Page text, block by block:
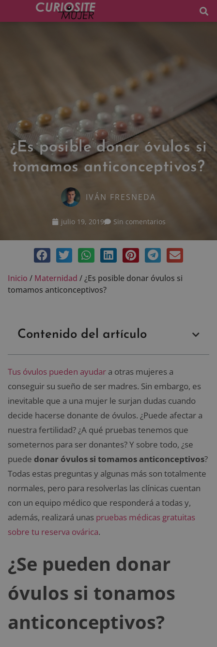
¿Es posible donar óvulos si
tomamos anticonceptivos?
IVÁN FRESNEDA
julio 19, 2019 Sin comentarios
Inicio / Maternidad /¿Es posible donar óvulos si
tomamos anticonceptivos?
Contenido del artículo
Tus óvulos pueden ayudar a otras mujeres a
conseguir su sueño de ser madres. Sin embargo, es
inevitable que a una mujer le surjan dudas cuando
decide hacerse donante de óvulos. ¿Puede afectar a
nuestra fertilidad? ¿A qué pruebas tenemos que
someternos para ser donantes? Y sobre todo, ¿se
puede donar óvulos si tomamos anticonceptivos?
Todas estas preguntas y algunas más son totalmente
normales, pero para resolverlas las clínicas cuentan
con un equipo médico que responderá a todas y,
además, realizará unas pruebas médicas gratuitas
sobre tu reserva ovárica.
¿Se pueden donar
óvulos si tonamos
anticonceptivos?